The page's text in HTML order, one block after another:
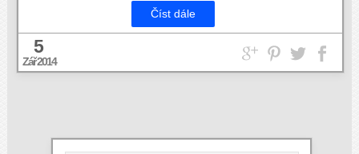
Číst dále
5
Zář 2014